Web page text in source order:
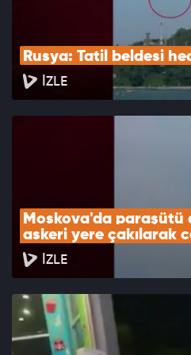
Rusya: Tatil beldesi
İZLE
Moskova'da paraşütü
askeri yere çakılarak
İZLE